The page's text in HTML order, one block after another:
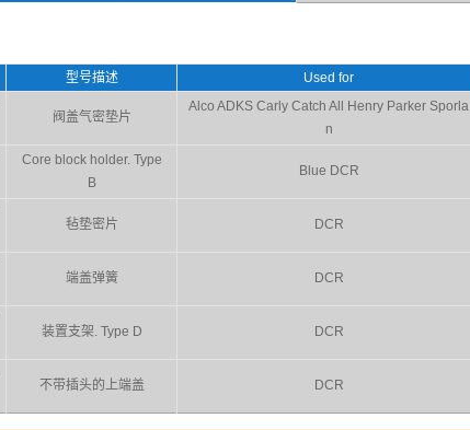
型号描述 Used for
阀盖气密垫片
Alco ADKS Carly Catch All Henry Parker Sporla
n
Core block holder. Type
B
Blue DCR
毡垫密片 DCR
端盖弹簧 DCR
装置支架. Type D DCR
不带插头的上端盖 DCR